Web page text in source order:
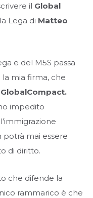
il Global
Lega di Matteo
e del M5S passa
la mia firma, che
GlobalCompact.
impedito
potrà mai essere
di diritto.
che difende la
rammarico è che